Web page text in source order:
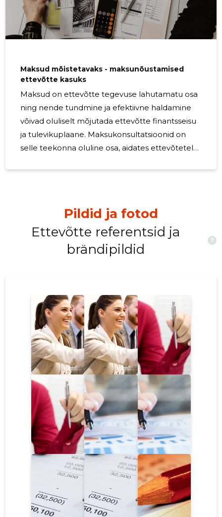
esitamiseni - Indirect OÜ
Maksud mõistetavaks - maksunõustamised
ettevõtte kasuks
Maksud on ettevõtte tegevuse lahutamatu osa
ning nende tundmine ja efektiivne haldamine
võivad oluliselt mõjutada ettevõtte finantsseisu
ja tulevikuplaane. Maksukonsultatsioonid on
selle teekonna oluline osa, aidates ettevõtetel
lihtsusta ainult maksude mõistmist, vaid võivad
muuta ka teie ettevõtte tulevikku.
Maksukeskkond on pidevas muutumises ning
uute seaduste ja määruste jälgimine võib olla
Pildid ja fotod
Ettevõtte referentsid ja
brändipildid
?